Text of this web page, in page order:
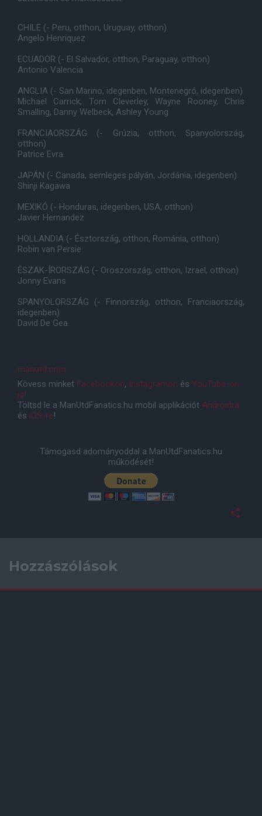
CHILE (- Peru, otthon, Uruguay, otthon)
Angelo Henriquez
ECUADOR (- El Salvador, otthon, Paraguay, otthon)
Antonio Valencia
ANGLIA (- San Marino, idegenben, Montenegró, idegenben)
Michael Carrick, Tom Cleverley, Wayne Rooney, Chris
Smalling, Danny Welbeck, Ashley Young
FRANCIAORSZÁG (- Grúzia, otthon, Spanyolország,
otthon)
Patrice Evra
JAPÁN (- Canada, semleges pályán, Jordánia, idegenben)
Shinji Kagawa
MEXIKÓ (- Honduras, idegenben, USA, otthon)
Javier Hernandez
HOLLANDIA (- Észtország, otthon, Románia, otthon)
Robin van Persie
ÉSZAK-ÍRORSZÁG (- Oroszország, otthon, Izrael, otthon)
Jonny Evans
SPANYOLORSZÁG (- Finnország, otthon, Franciaország,
idegenben)
David De Gea
manutd.com
Kövess minket Facebookon, Instagramon és YouTube-on
is!
Töltsd le a ManUtdFanatics.hu mobil applikációt Androidra
és iOS-re!
Támogasd adományoddal a ManUtdFanatics.hu
működését!
Hozzászólások